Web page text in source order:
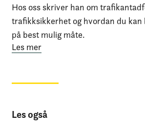
Hos oss skriver han om
trafikksikkerhet og hvordan du kan
på best mulig måte.
Les mer
Les også